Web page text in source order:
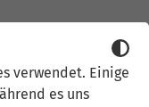
verwendet. Einige
es uns